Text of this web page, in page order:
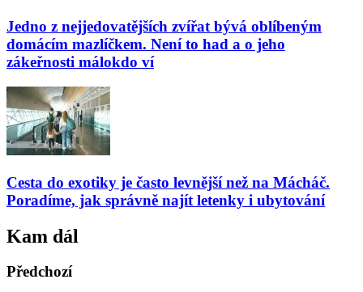
Jedno z nejjedovatějších zvířat bývá oblíbeným
domácím mazlíčkem. Není to had a o jeho
zákeřnosti málokdo ví
Cesta do exotiky je často levnější než na Mácháč.
Poradíme, jak správně najít letenky i ubytování
Kam dál
Předchozí